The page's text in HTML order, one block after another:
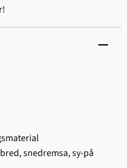
snedremsa, sy-på